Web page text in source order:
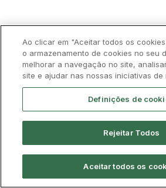
Ao clicar em "Aceitar todos os
o armazenamento de cookies no seu
melhorar a navegação no site,
site e ajudar nas nossas iniciativas de
Definições de
Rejeitar Todos
Aceitar todos os